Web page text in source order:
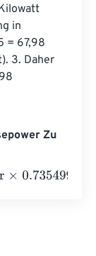
in
= 67,98
3. Daher
Zu
=7.35499